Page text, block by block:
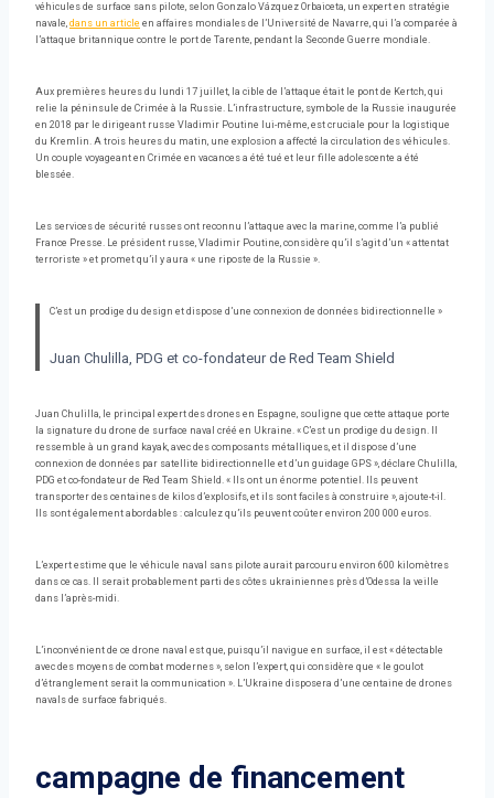
véhicules de surface sans pilote, selon Gonzalo Vázquez Orbaiceta, un expert en stratégie
navale, dans un article en affaires mondiales de l’Université de Navarre, qui l’a comparée à
l’attaque britannique contre le port de Tarente, pendant la Seconde Guerre mondiale.
Aux premières heures du lundi 17 juillet, la cible de l’attaque était le pont de Kertch, qui
relie la péninsule de Crimée à la Russie. L’infrastructure, symbole de la Russie inaugurée
en 2018 par le dirigeant russe Vladimir Poutine lui-même, est cruciale pour la logistique
du Kremlin. A trois heures du matin, une explosion a affecté la circulation des véhicules.
Un couple voyageant en Crimée en vacances a été tué et leur fille adolescente a été
blessée.
Les services de sécurité russes ont reconnu l’attaque avec la marine, comme l’a publié
France Presse. Le président russe, Vladimir Poutine, considère qu’il s’agit d’un « attentat
terroriste » et promet qu’il y aura « une riposte de la Russie ».
C’est un prodige du design et dispose d’une connexion de données bidirectionnelle »
Juan Chulilla, PDG et co-fondateur de Red Team Shield
Juan Chulilla, le principal expert des drones en Espagne, souligne que cette attaque porte
la signature du drone de surface naval créé en Ukraine. « C’est un prodige du design. Il
ressemble à un grand kayak, avec des composants métalliques, et il dispose d’une
connexion de données par satellite bidirectionnelle et d’un guidage GPS », déclare Chulilla,
PDG et co-fondateur de Red Team Shield. « Ils ont un énorme potentiel. Ils peuvent
transporter des centaines de kilos d’explosifs, et ils sont faciles à construire », ajoute-t-il.
Ils sont également abordables : calculez qu’ils peuvent coûter environ 200 000 euros.
L’expert estime que le véhicule naval sans pilote aurait parcouru environ 600 kilomètres
dans ce cas. Il serait probablement parti des côtes ukrainiennes près d’Odessa la veille
dans l’après-midi.
L’inconvénient de ce drone naval est que, puisqu’il navigue en surface, il est « détectable
avec des moyens de combat modernes », selon l’expert, qui considère que « le goulot
d’étranglement serait la communication ». L’Ukraine disposera d’une centaine de drones
navals de surface fabriqués.
campagne de financement